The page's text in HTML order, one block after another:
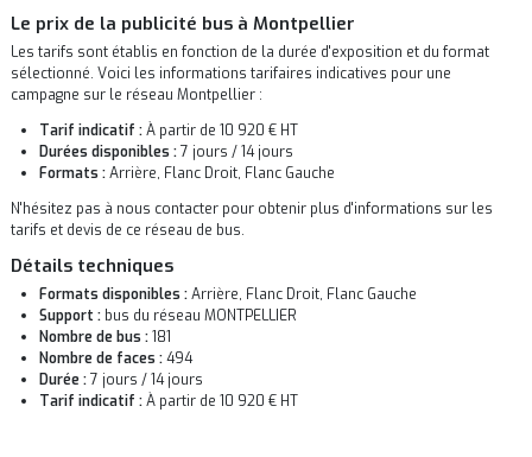
Le prix de la publicité bus à Montpellier
Les tarifs sont établis en fonction de la durée d'exposition et du format
sélectionné. Voici les informations tarifaires indicatives pour une
campagne sur le réseau Montpellier :
Tarif indicatif :À partir de 10 920 € HT
Durées disponibles :7 jours / 14 jours
Formats :Arrière, Flanc Droit, Flanc Gauche
N'hésitez pas à nous contacter pour obtenir plus d'informations sur les
tarifs et devis de ce réseau de bus.
Détails techniques
Formats disponibles :Arrière, Flanc Droit, Flanc Gauche
Support : bus du réseau MONTPELLIER
Nombre de bus :181
Nombre de faces :494
Durée :7 jours / 14 jours
Tarif indicatif :À partir de 10 920 € HT